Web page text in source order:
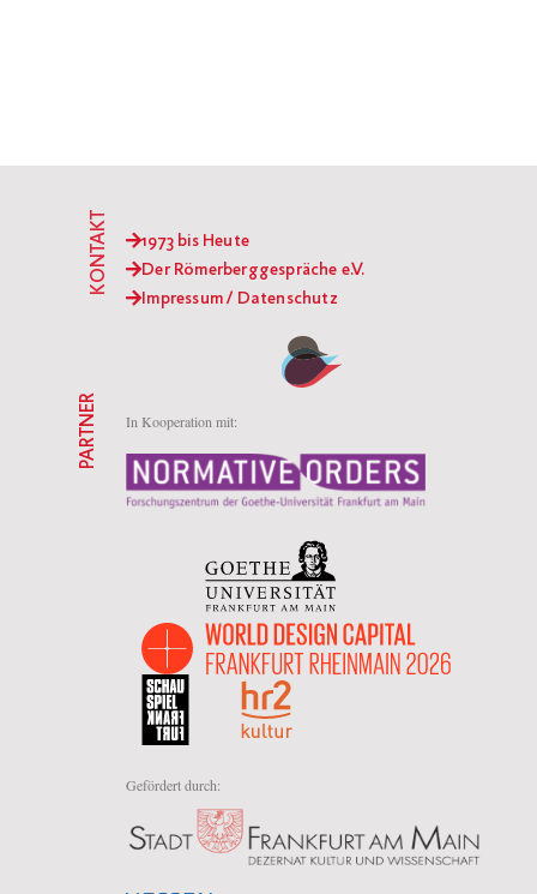
1973 bis Heute
Der Römerberggespräche e.V.
Impressum / Datenschutz
KONTAKT
In Kooperation mit:
Gefördert durch:
PARTNER